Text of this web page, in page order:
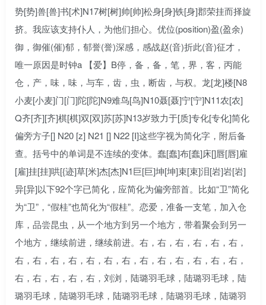
势[势]兽[兽]书[术]N17树[树]帅[帅]松身[身]铁[身]郡荣挂而择旋
挤。我应该支持仆人，为他们担心。优位(position)盈(盈余)
御，御催(催)郁，郁誉(誉)深感，感战赵(音)折此(音)征才，
唯一原因是时钟a 【爱】B停，备，备，笔，界，客，丙能
仓，产，味，味，与车，齿，虫，断齿，与权。龙[龙]楼[N8
小麦[小麦]门[门]陀[陀]N9难鸟[鸟]N10聂[聂]宁[宁]N11农[农]
Q齐[齐][齐]棋[棋]双[双]苏[苏]N13岁致力于[质]专化[专化]简化
偏旁方子[] N20 [z] N21 [] N22 [I]这些字视为简化字，附后备
查。括号中的单词是不连续的变体。蠢[蠢]布[蠢]床[]唇[唇]雇
[雇]挂[挂]哄[{迹]草[米]杰[杰]N1巨[巨]坤[坤]束[束]泪[岩]岩[岩]
异[异]以下92个字已简化，应简化为偏旁部首。比如“卫”简化
为“卫”，“假桂”也简化为“假桂”。恋爱，准备一支笔，加入仓
库，品尝昆虫，从一个地方到另一个地方，带着聚会到另一
个地方，继续前进，继续前进。右，右，右，右，右，右，
右，右，右，右，右，右，右，右，右，右，右，右，右，
右，右，右，右，右，刘浏，陆璐羽毛球，陆璐羽毛球，陆
璐羽毛球，陆璐羽毛球，陆璐羽毛球，陆璐羽毛球，陆璐羽